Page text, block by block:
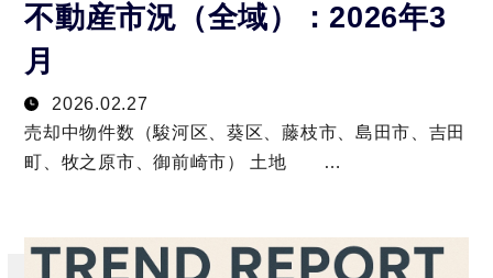
不動産市況（全域）：2026年3
月
2026.02.27
売却中物件数（駿河区、葵区、藤枝市、島田市、吉田
町、牧之原市、御前崎市） 土地 …